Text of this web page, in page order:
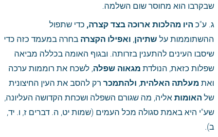
שבקרבו הוא מחוסר שום השלמה.
ג. ע"כ היו מהלכות ארוכה בצד קצרה,
ההשתוממות על שתיהן, ואפילו הקצרה
שפלות כזאת, הנולדת מגאוה שפלה
ואת מעלתה האלהית, ולהתמכר
של האומות
ב).